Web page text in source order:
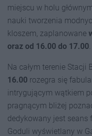
miejscu w holu
nauki tworzenia
kloszem, zaplanowane
oraz od 16.00 do 17.00.
Na całym terenie Stacji
16.00 rozegra się
intrygującym wątkiem
pragnącym bliżej
dedykowany jest
Goduli wyświetlany w